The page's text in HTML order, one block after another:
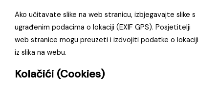
Ako učitavate slike na web stranicu, izbjegavajte slike s
ugrađenim podacima o lokaciji (EXIF GPS). Posjetitelji
web stranice mogu preuzeti i izdvojiti podatke o lokaciji
iz slika na webu.
Kolačići (Cookies)